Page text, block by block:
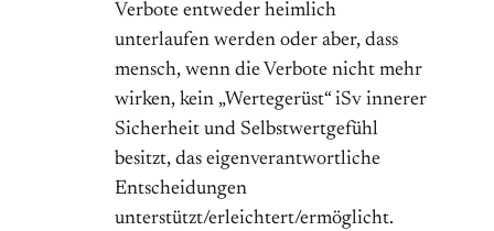
Verbote entweder heimlich
unterlaufen werden oder aber, dass
mensch, wenn die Verbote nicht mehr
wirken, kein „Wertegerüst“ iSv innerer
Sicherheit und Selbstwertgefühl
besitzt, das eigenverantwortliche
Entscheidungen
unterstützt/erleichtert/ermöglicht.